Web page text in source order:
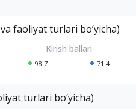
faoliyat turlari bo‘yicha)
98.7 71.4
turlari bo‘yicha)